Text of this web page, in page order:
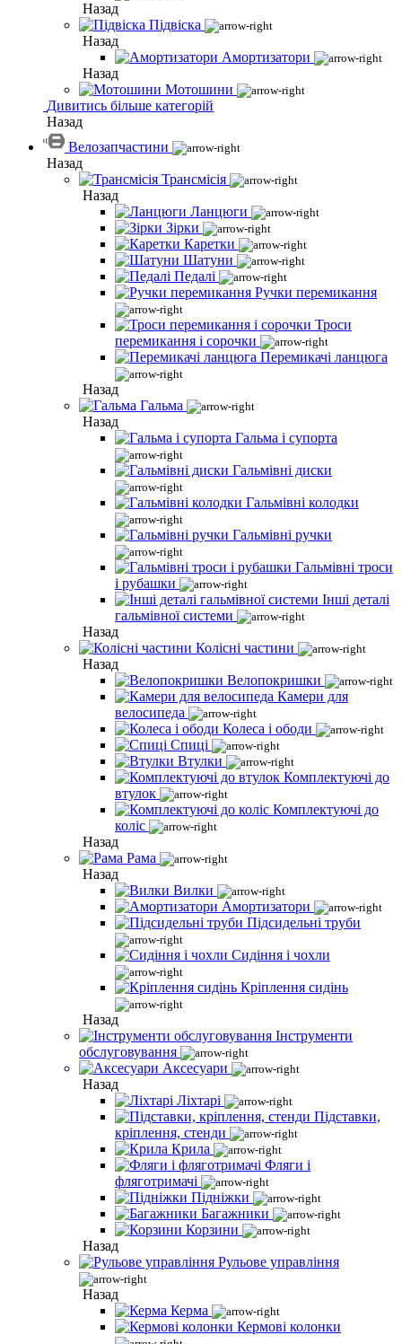
Назад
Підвіска
Назад
Амортизатори
Назад
Мотошини
Дивитись більше категорій
Назад
Велозапчастини
Назад
Трансмісія
Назад
Ланцюги
Зірки
Каретки
Шатуни
Педалі
Ручки перемикання
Троси
перемикання і сорочки
Перемикачі ланцюга
Назад
Гальма
Назад
Гальма і супорта
Гальмівні диски
Гальмівні колодки
Гальмівні ручки
Гальмівні троси
і рубашки
Інші деталі
гальмівної системи
Назад
Колісні частини
Назад
Велопокришки
Камери для
велосипеда
Колеса і ободи
Спиці
Втулки
Комплектуючі до
втулок
Комплектуючі до
коліс
Назад
Рама
Назад
Вилки
Амортизатори
Підсидельні труби
Сидіння і чохли
Кріплення сидінь
Назад
Інструменти
обслуговування
Аксесуари
Назад
Ліхтарі
Підставки,
кріплення, стенди
Крила
Фляги і
фляготримачі
Підніжки
Багажники
Корзини
Назад
Рульове управління
Назад
Керма
Кермові колонки